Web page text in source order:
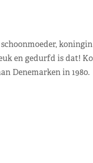
koningin
en gedurfd is dat!
Denemarken in 1980.